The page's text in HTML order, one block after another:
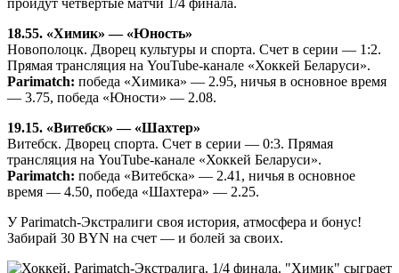
18.55. «Химик» — «Юность»
Новополоцк. Дворец культуры и спорта. Счет в серии — 1:2.
Прямая трансляция на YouTube-канале «Хоккей Беларуси».
Parimatch: победа «Химика» — 2.95, ничья в основное время
— 3.75, победа «Юности» — 2.08.
19.15. «Витебск» — «Шахтер»
Витебск. Дворец спорта. Счет в серии — 0:3. Прямая
трансляция на YouTube-канале «Хоккей Беларуси».
Parimatch: победа «Витебска» — 2.41, ничья в основное
время — 4.50, победа «Шахтера» — 2.25.
У Parimatch-Экстралиги своя история, атмосфера и бонус!
Забирай 30 BYN на счет — и болей за своих.